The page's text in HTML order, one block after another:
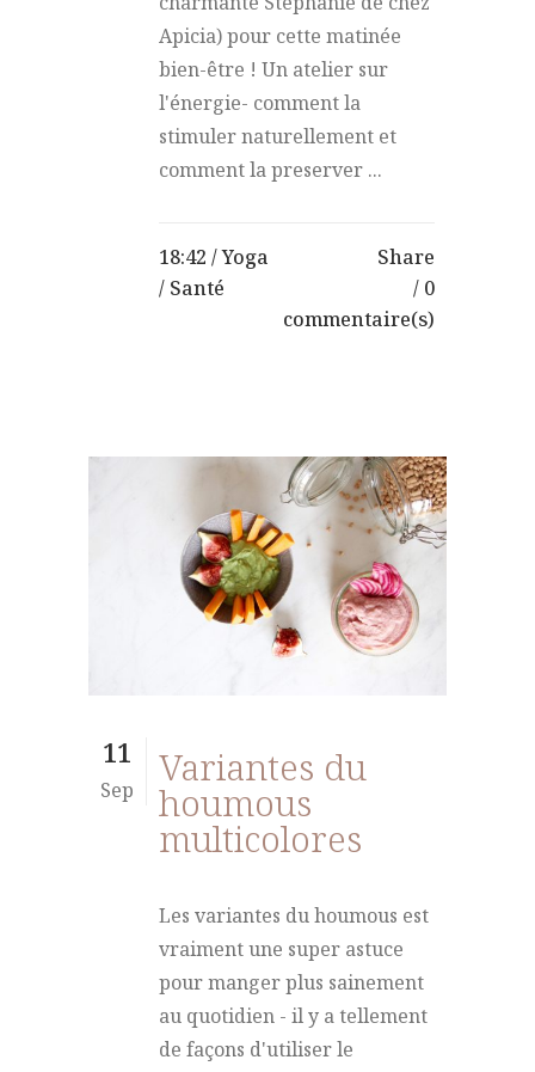
Apicia) pour cette matinée
bien-être ! Un atelier sur
l'énergie- comment la
stimuler naturellement et
comment la preserver ...
18:42 /Yoga
/ Santé
Share
0
commentaire(s)
11
Sep Variantes du
houmous
multicolores
Les variantes du houmous est
vraiment une super astuce
pour manger plus sainement
au quotidien - il y a tellement
de façons d'utiliser le